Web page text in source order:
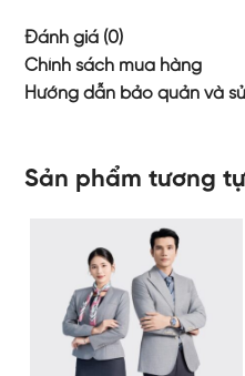
Đánh giá (0)
Chính sách mua hàng
Hướng dẫn bảo quản và
Sản phẩm tương